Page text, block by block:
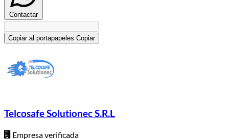
Contactar
Copiar al portapapeles Copiar
Telcosafe Solutionec S.R.L
Empresa verificada